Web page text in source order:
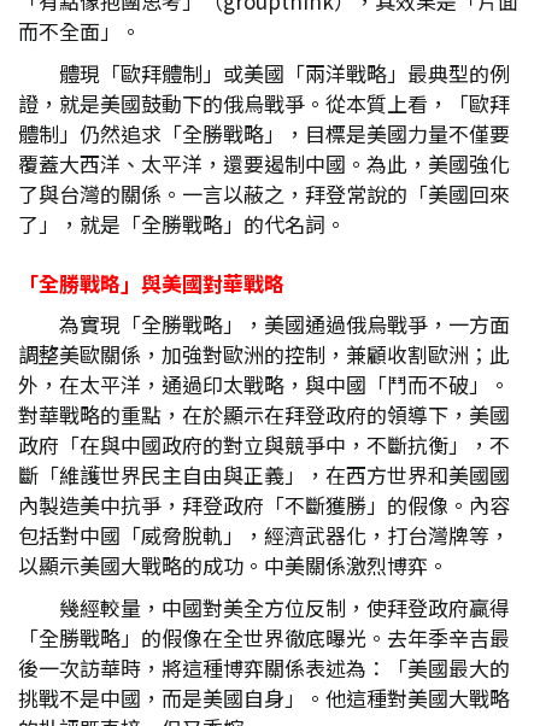
而不全面」。
體現「歐拜體制」或美國「兩洋戰略」最典型的例
證，就是美國鼓動下的俄烏戰爭。從本質上看，「歐拜
體制」仍然追求「全勝戰略」，目標是美國力量不僅要
覆蓋大西洋、太平洋，還要遏制中國。為此，美國強化
了與台灣的關係。一言以蔽之，拜登常說的「美國回來
了」，就是「全勝戰略」的代名詞。
「全勝戰略」與美國對華戰略
為實現「全勝戰略」，美國通過俄烏戰爭，一方面
調整美歐關係，加強對歐洲的控制，兼顧收割歐洲；此
外，在太平洋，通過印太戰略，與中國「鬥而不破」。
對華戰略的重點，在於顯示在拜登政府的領導下，美國
政府「在與中國政府的對立與競爭中，不斷抗衡」，不
斷「維護世界民主自由與正義」，在西方世界和美國國
內製造美中抗爭，拜登政府「不斷獲勝」的假像。內容
包括對中國「威脅脫軌」，經濟武器化，打台灣牌等，
以顯示美國大戰略的成功。中美關係激烈博弈。
幾經較量，中國對美全方位反制，使拜登政府贏得
「全勝戰略」的假像在全世界徹底曝光。去年季辛吉最
後一次訪華時，將這種博弈關係表述為：「美國最大的
挑戰不是中國，而是美國自身」。他這種對美國大戰略